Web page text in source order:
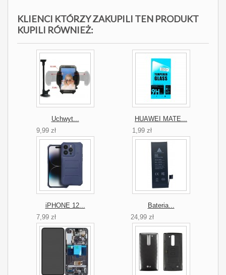
KLIENCI KTÓRZY ZAKUPILI TEN PRODUKT
KUPILI RÓWNIEŻ:
Uchwyt...
9,99 zł
HUAWEI MATE...
1,99 zł
iPHONE 12...
7,99 zł
Bateria...
24,99 zł